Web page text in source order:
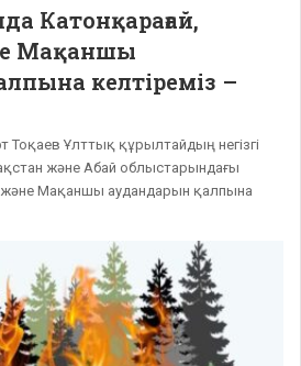
Катонқарағай,
Мақаншы
келтіреміз –
Ұлттық құрылтайдың негізгі
және Абай облыстарындағы
Мақаншы аудандарын қалпына